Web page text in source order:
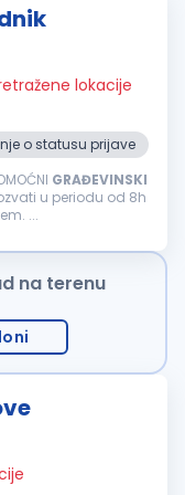
lokacije
o statusu prijave
GRAĐEVINSKI
u periodu od 8h
...
na terenu